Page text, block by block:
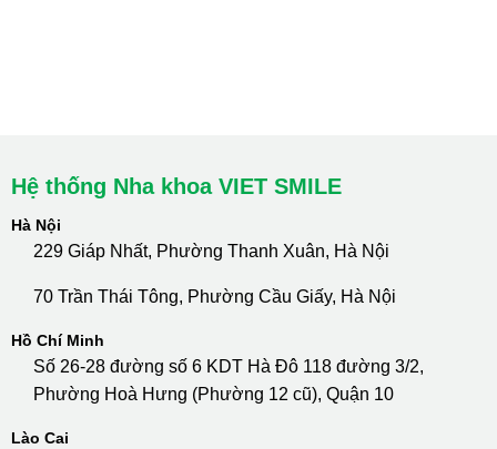
Hệ thống Nha khoa VIET SMILE
Hà Nội
229 Giáp Nhất, Phường Thanh Xuân, Hà Nội
70 Trần Thái Tông, Phường Cầu Giấy, Hà Nội
Hồ Chí Minh
Số 26-28 đường số 6 KDT Hà Đô 118 đường 3/2,
Phường Hoà Hưng (Phường 12 cũ), Quận 10
Lào Cai